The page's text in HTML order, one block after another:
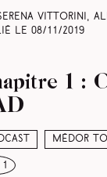
Vittorini,
le 08/11/2019
Médor
1 :